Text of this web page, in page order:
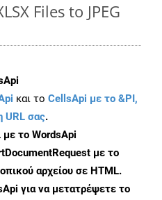
Files to JPEG
και το CellsApi με το &PI,
URL σας.
το WordsApi
με το
αρχείου σε HTML.
για να μετατρέψετε το